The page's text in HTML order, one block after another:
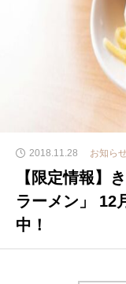
2018.11.28 お知ら
【限定情報】
ラーメン」 12
中！